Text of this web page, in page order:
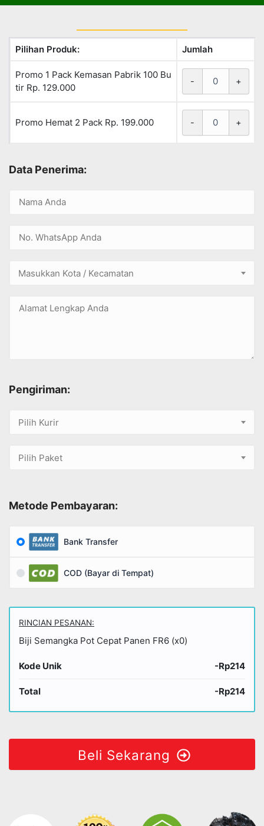
Pilihan Produk: Jumlah
Promo 1 Pack Kemasan Pabrik 100 Bu
tir Rp. 129.000
- +
Promo Hemat 2 Pack Rp. 199.000 - +
Data Penerima:
Masukkan Kota / Kecamatan
Pengiriman:
Pilih Kurir
Pilih Paket
Metode Pembayaran:
Bank Transfer
COD (Bayar di Tempat)
RINCIAN PESANAN:
Biji Semangka Pot Cepat Panen FR6 (x0)
Kode Unik -Rp214
Total -Rp214
Beli Sekarang